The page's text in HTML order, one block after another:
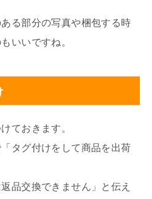
る部分の写真や梱包する時
いいですね。
ておきます。
タグ付けをして商品を出荷
品交換できません」と伝え